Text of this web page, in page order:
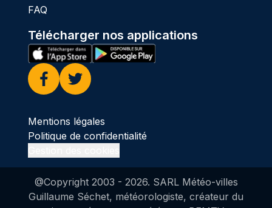
FAQ
Télécharger nos applications
Facebook
Twitter
Mentions légales
Politique de confidentialité
@Copyright 2003 - 2026. SARL Météo-villes
Guillaume Séchet, météorologiste, créateur du